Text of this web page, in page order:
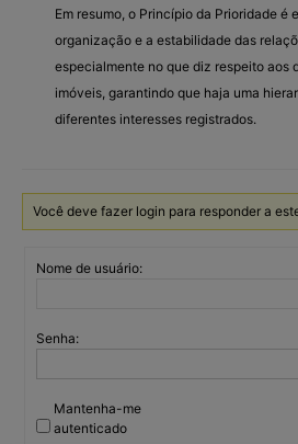
Em resumo, o Princípio da Prioridade é
organização e a estabilidade das
especialmente no que diz respeito aos
imóveis, garantindo que haja uma
diferentes interesses registrados.
Você deve fazer login para responder a
Nome de usuário:
Senha:
Mantenha-me
autenticado